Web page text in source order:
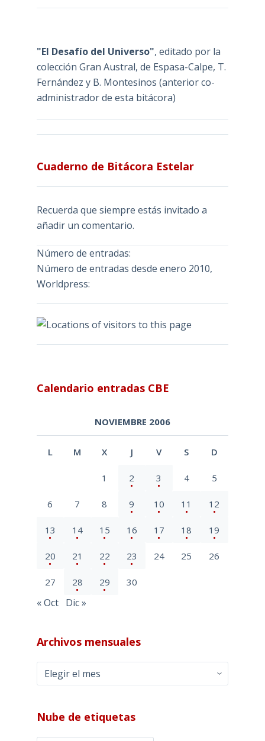
"El Desafío del Universo", editado por la
colección Gran Austral, de Espasa-Calpe, T.
Fernández y B. Montesinos (anterior co-
administrador de esta bitácora)
Cuaderno de Bitácora Estelar
Recuerda que siempre estás invitado a
añadir un comentario.
Número de entradas:
Número de entradas desde enero 2010,
Worldpress:
Calendario entradas CBE
NOVIEMBRE 2006
L M X J V S D
1 2 3 4 5
6 7 8 9 10 11 12
13 14 15 16 17 18 19
20 21 22 23 24 25 26
27 28 29 30
« Oct Dic »
Archivos mensuales
Archivos
mensuales
Nube de etiquetas